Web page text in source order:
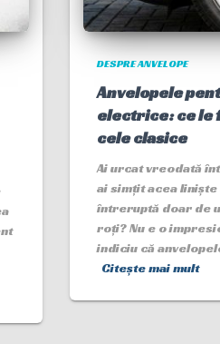
DESPRE ANVELOPE
Anvelopele
electrice: ce le
cele clasice
Ai urcat vreodată
ai simțit acea
întreruptă doar de
roți? Nu e o
indiciu că
Citește mai mult